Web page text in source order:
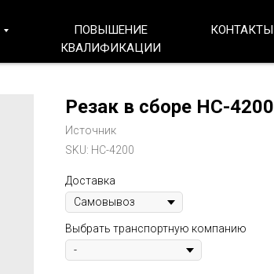
ПОВЫШЕНИЕ
КВАЛИФИКАЦИИ
КОНТАКТЫ
Резак в сборе HC-4200
Источник
SKU: HC-4200
Доставка
Выбрать транспортную компанию